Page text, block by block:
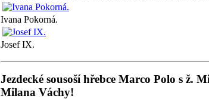
Ivana Pokorná.
Josef IX.
Jezdecké sousoší hřebce Marco Polo s ž.
Milana Váchy!